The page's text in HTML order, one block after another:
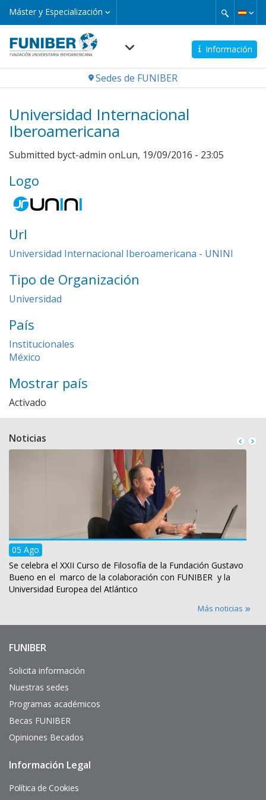
Pasar
principal
Máster y Especialización
Máster
y
Información
Navegación
Sedes de FUNIBER
Universidad Internacional
Iberoamericana
Submitted byct-admin onLun, 19/09/2016 - 23:05
Logo
Url
Universidad Internacional Iberoamericana - UNINI
Tipo de Organización
Universidad
País
Institucionales
México
Mostrar país
Activado
Noticias
05 Ago
Se celebra el XXII Curso de Filosofía de la Fundación Gustavo
Bueno en el marco de la colaboración con FUNIBER y la
Universidad Europea del Atlántico
Más noticias
Enlaces
interés
FUNIBER
Solicita información
Nuestras sedes
Programas académicos
Becas FUNIBER
Opiniones Becados
Pie
página
Información Legal
Política de Cookies